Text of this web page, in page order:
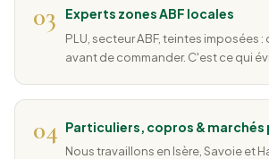
03
Experts zones ABF locales
PLU, secteur ABF, teintes imposées
avant de commander. C'est ce qui
04 Particuliers, copros & marchés
Nous travaillons en Isère, Savoie et